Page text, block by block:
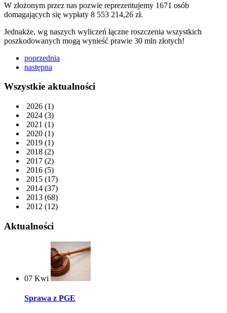
W złożonym przez nas pozwie reprezentujemy 1671 osób
domagających się wypłaty 8 553 214,26 zł.
Jednakże, wg naszych wyliczeń łączne roszczenia wszystkich
poszkodowanych mogą wynieść prawie 30 mln złotych!
poprzednia
następna
Wszystkie aktualności
2026 (1)
2024 (3)
2021 (1)
2020 (1)
2019 (1)
2018 (2)
2017 (2)
2016 (5)
2015 (17)
2014 (37)
2013 (68)
2012 (12)
Aktualności
07 Kwi
Sprawa z PGE